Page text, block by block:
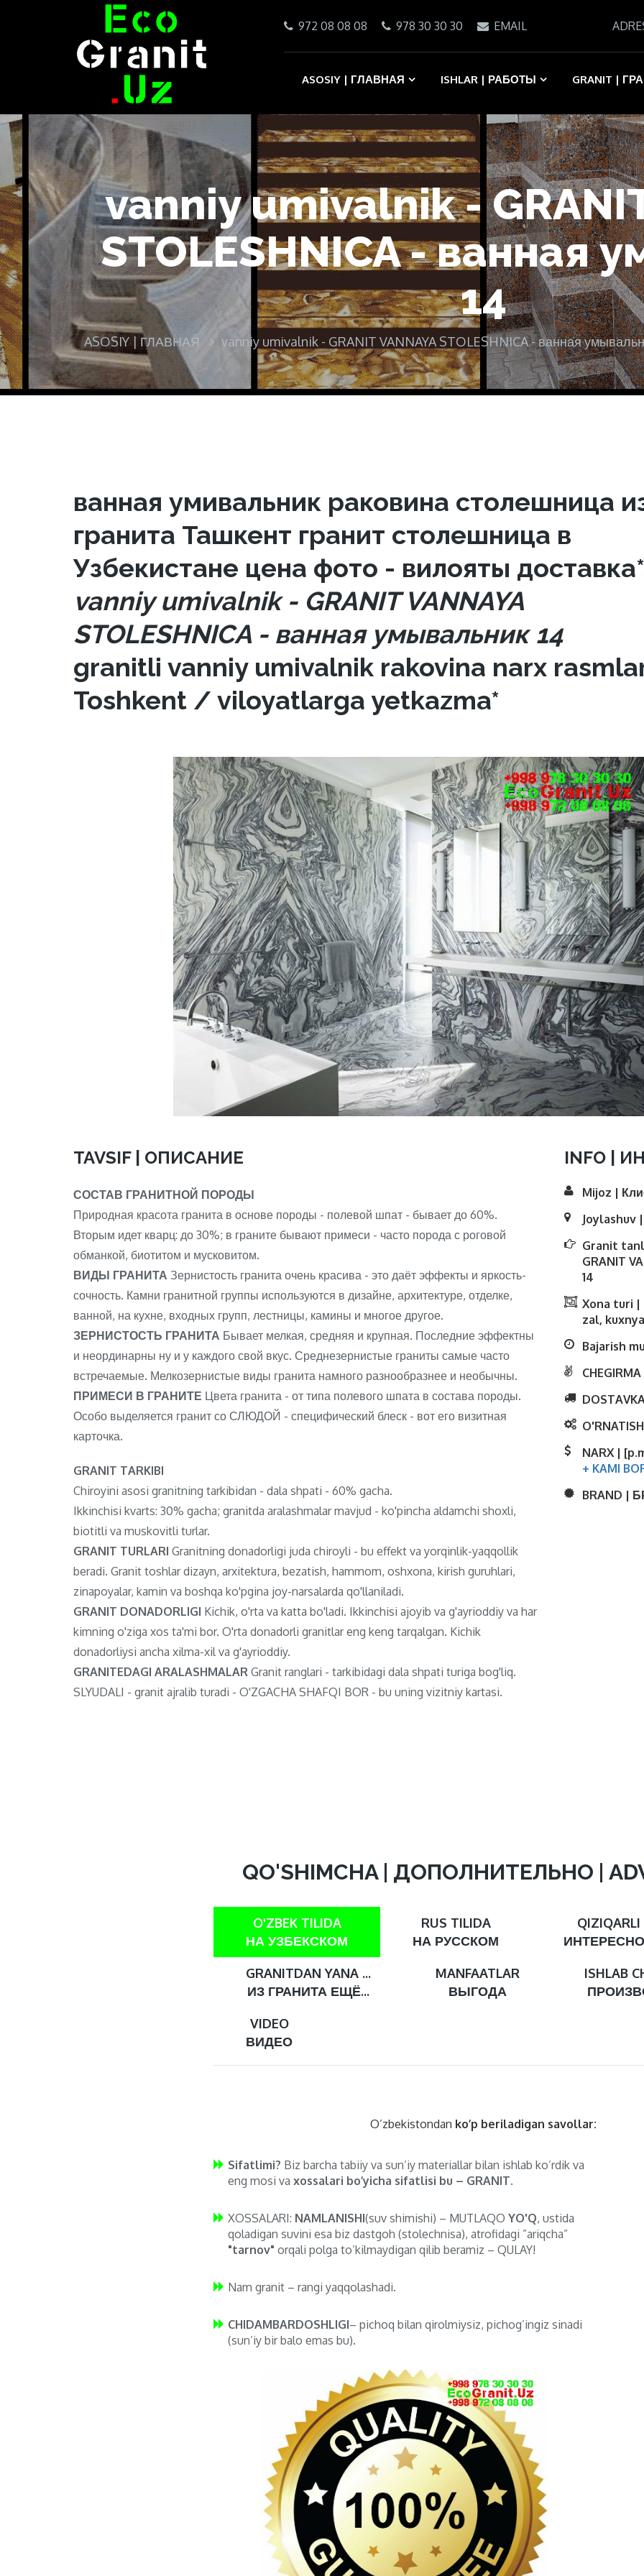
972 08 08 08 978 30 30 30 EMAIL
ASOSIY | ГЛАВНАЯ ISHLAR | РАБОТЫ GRANIT |
vanniy umivalnik -
STOLESHNICA - ванная
14
ASOSIY | ГЛАВНАЯ vanniy umivalnik - GRANIT VANNAYA STOLESHNICA - ванная
ванная умивальник раковина столешница
гранита Ташкент гранит столешница в
Узбекистане цена фото - вилояты доставка*
vanniy umivalnik - GRANIT VANNAYA
STOLESHNICA - ванная умывальник 14
granitli vanniy umivalnik rakovina narx
Toshkent / viloyatlarga yetkazma*
TAVSIF | ОПИСАНИЕ
СОСТАВ ГРАНИТНОЙ ПОРОДЫ
Природная красота гранита в основе породы - полевой шпат - бывает до 60%.
Вторым идет кварц: до 30%; в граните бывают примеси - часто порода с роговой
обманкой, биотитом и мусковитом.
ВИДЫ ГРАНИТА Зернистость гранита очень красива - это даёт эффекты и яркость-
сочность. Камни гранитной группы используются в дизайне, архитектуре, отделке,
ванной, на кухне, входных групп, лестницы, камины и многое другое.
ЗЕРНИСТОСТЬ ГРАНИТА Бывает мелкая, средняя и крупная. Последние эффектны
и неординарны ну и у каждого свой вкус. Среднезернистые граниты самые часто
встречаемые. Мелкозернистые виды гранита намного разнообразнее и необычны.
ПРИМЕСИ В ГРАНИТЕ Цвета гранита - от типа полевого шпата в состава породы.
Особо выделяется гранит со СЛЮДОЙ - специфический блеск - вот его визитная
карточка.
GRANIT TARKIBI
Chiroyini asosi granitning tarkibidan - dala shpati - 60% gacha.
Ikkinchisi kvarts: 30% gacha; granitda aralashmalar mavjud - ko'pincha aldamchi shoxli,
biotitli va muskovitli turlar.
GRANIT TURLARI Granitning donadorligi juda chiroyli - bu effekt va yorqinlik-yaqqollik
beradi. Granit toshlar dizayn, arxitektura, bezatish, hammom, oshxona, kirish guruhlari,
zinapoyalar, kamin va boshqa ko'pgina joy-narsalarda qo'llaniladi.
GRANIT DONADORLIGI Kichik, o'rta va katta bo'ladi. Ikkinchisi ajoyib va ​​g'ayrioddiy va har
kimning o'ziga xos ta'mi bor. O'rta donadorli granitlar eng keng tarqalgan. Kichik
donadorliysi ancha xilma-xil va g'ayrioddiy.
GRANITEDAGI ARALASHMALAR Granit ranglari - tarkibidagi dala shpati turiga bog'liq.
SLYUDALI - granit ajralib turadi - O'ZGACHA SHAFQI BOR - bu uning vizitniy kartasi.
INFO |
Mijoz |
Joylashuv
Granit
GRANIT
14
Xona turi
zal,
Bajarish
NARX |
+ KAMI
BRAND |
QO'SHIMCHA | ДОПОЛНИТЕЛЬНО |
O'ZBEK TILIDA
НА УЗБЕКСКОМ
RUS TILIDA
НА РУССКОМ
QIZIQARLI
GRANITDAN YANA ...
ИЗ ГРАНИТА ЕЩЁ...
MANFAATLAR
ВЫГОДА
ISHLAB
VIDEO
ВИДЕО
O’zbekistondan ko’p beriladigan savollar:
Sifatlimi? Biz barcha tabiiy va sun’iy materiallar bilan ishlab ko’rdik va
eng mosi va xossalari bo’yicha sifatlisi bu – GRANIT.
XOSSALARI: NAMLANISHI(suv shimishi) – MUTLAQO YO'Q, ustida
qoladigan suvini esa biz dastgoh (stolechnisa), atrofidagi ”ariqcha”
"tarnov" orqali polga to’kilmaydigan qilib beramiz – QULAY!
Nam granit – rangi yaqqolashadi.
CHIDAMBARDOSHLIGI– pichoq bilan qirolmiysiz, pichog’ingiz sinadi
(sun’iy bir balo emas bu).